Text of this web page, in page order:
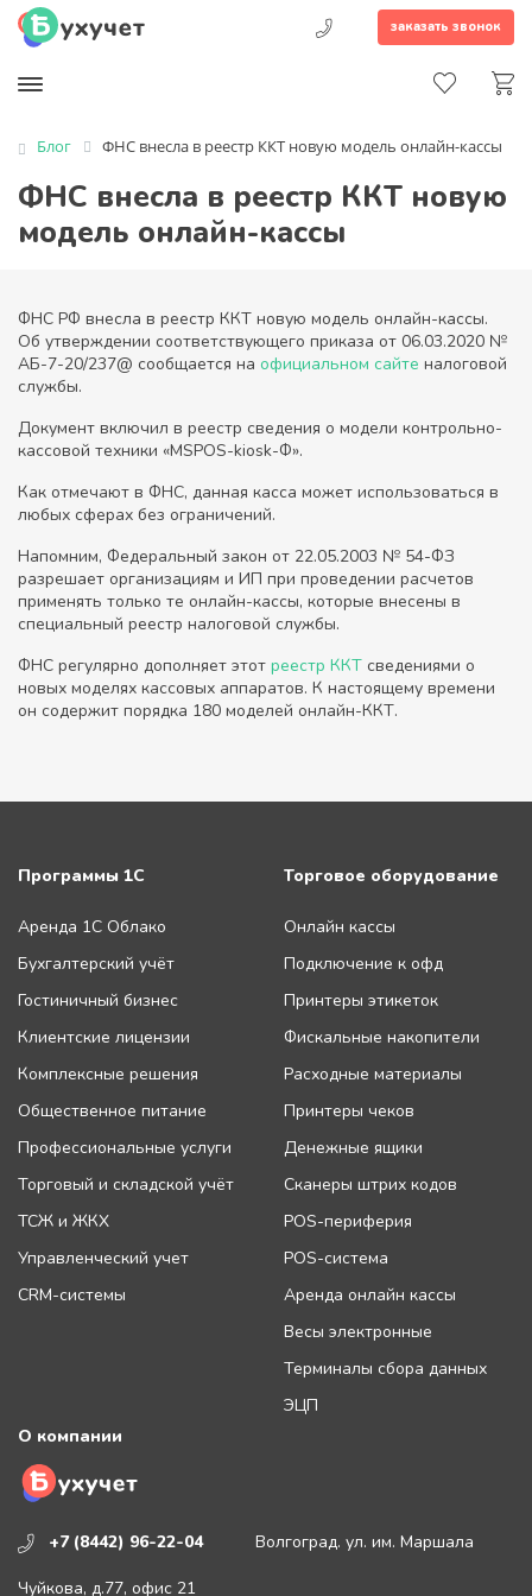
заказать звонок
Блог ФНС внесла в реестр ККТ новую модель онлайн-кассы
ФНС внесла в реестр ККТ новую
модель онлайн-кассы
ФНС РФ внесла в реестр ККТ новую модель онлайн-кассы.
Об утверждении соответствующего приказа от 06.03.2020 №
АБ-7-20/237@ сообщается на официальном сайте налоговой
службы.
Документ включил в реестр сведения о модели контрольно-
кассовой техники «MSPOS-kiosk-Ф».
Как отмечают в ФНС, данная касса может использоваться в
любых сферах без ограничений.
Напомним, Федеральный закон от 22.05.2003 № 54-ФЗ
разрешает организациям и ИП при проведении расчетов
применять только те онлайн-кассы, которые внесены в
специальный реестр налоговой службы.
ФНС регулярно дополняет этот реестр ККТ сведениями о
новых моделях кассовых аппаратов. К настоящему времени
он содержит порядка 180 моделей онлайн-ККТ.
+7 (8442) 96-22-04 Волгоград. ул. им. Маршала
Чуйкова, д.77, офис 21
Программы 1С
Аренда 1С Облако
Бухгалтерский учёт
Гостиничный бизнес
Клиентские лицензии
Комплексные решения
Общественное питание
Профессиональные услуги
Торговый и складской учёт
ТСЖ и ЖКХ
Управленческий учет
CRM-системы
Торговое оборудование
Онлайн кассы
Подключение к офд
Принтеры этикеток
Фискальные накопители
Расходные материалы
Принтеры чеков
Денежные ящики
Сканеры штрих кодов
POS-периферия
POS-система
Аренда онлайн кассы
Весы электронные
Терминалы сбора данных
ЭЦП
О компании